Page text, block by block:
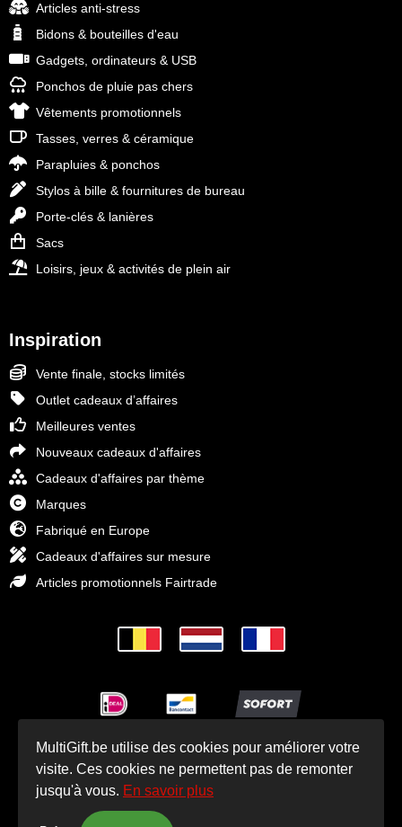
Articles anti-stress
Bidons & bouteilles d'eau
Gadgets, ordinateurs & USB
Ponchos de pluie pas chers
Vêtements promotionnels
Tasses, verres & céramique
Parapluies & ponchos
Stylos à bille & fournitures de bureau
Porte-clés & lanières
Sacs
Loisirs, jeux & activités de plein air
Inspiration
Vente finale, stocks limités
Outlet cadeaux d’affaires
Meilleures ventes
Nouveaux cadeaux d'affaires
Cadeaux d'affaires par thème
Marques
Fabriqué en Europe
Cadeaux d'affaires sur mesure
Articles promotionnels Fairtrade
© Cadeaux d'affaires MultiGift 1993 - 2025
MultiGift.be utilise des cookies pour améliorer votre
visite. Ces cookies ne permettent pas de remonter
jusqu'à vous. En savoir plus